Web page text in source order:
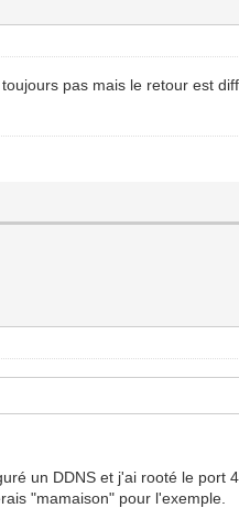
pas mais le retour est
un DDNS et j'ai rooté le port
"mamaison" pour l'exemple.